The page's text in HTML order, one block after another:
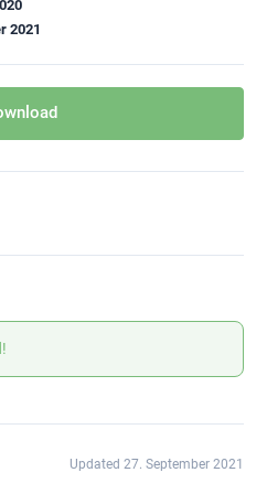
2021
Updated 27. September 2021